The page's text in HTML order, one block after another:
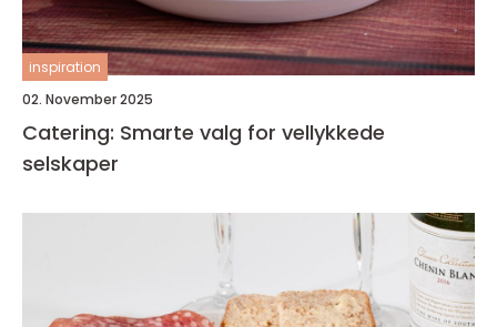
inspiration
02. November 2025
Catering: Smarte valg for vellykkede
selskaper